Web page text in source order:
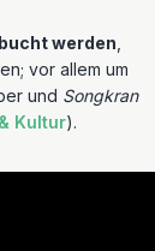
werden
vor allem um
und Songkran
Kultur).